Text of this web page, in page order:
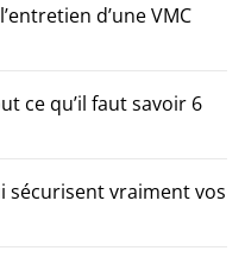
d’une VMC
ce qu’il faut savoir 6
sécurisent vraiment vos